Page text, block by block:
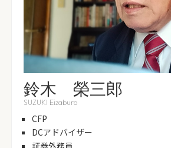
鈴木 榮三郎
SUZUKI Eizaburo
CFP
DCアドバイザー
証券外務員